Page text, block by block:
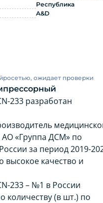
Республика
A&D
ожидает проверки
233 разработан
«Группа ДСМ» по
за период 2019-
высокое качество и
233 – №1 в России
количеству (в шт.) по